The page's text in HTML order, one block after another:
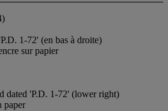
1-72' (en bas à droite)
sur papier
dated 'P.D. 1-72' (lower right)
paper